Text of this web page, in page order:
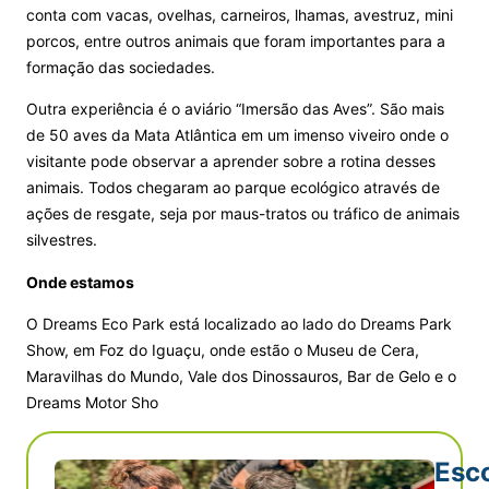
conta com vacas, ovelhas, carneiros, lhamas, avestruz, mini
porcos, entre outros animais que foram importantes para a
formação das sociedades.
Outra experiência é o aviário “Imersão das Aves”. São mais
de 50 aves da Mata Atlântica em um imenso viveiro onde o
visitante pode observar a aprender sobre a rotina desses
animais. Todos chegaram ao parque ecológico através de
ações de resgate, seja por maus-tratos ou tráfico de animais
silvestres.
Onde estamos
O Dreams Eco Park está localizado ao lado do Dreams Park
Show, em Foz do Iguaçu, onde estão o Museu de Cera,
Maravilhas do Mundo, Vale dos Dinossauros, Bar de Gelo e o
Dreams Motor Sho